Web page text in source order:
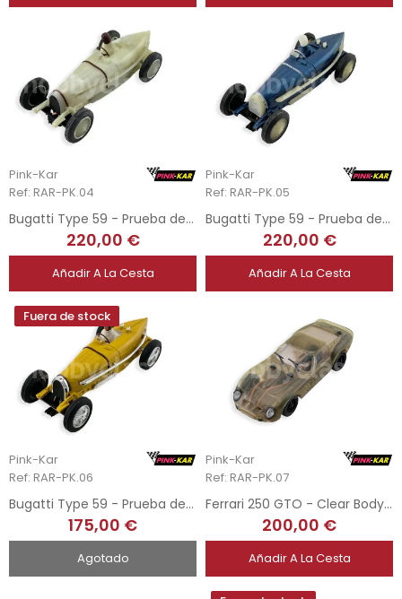
Pink-Kar
Ref: RAR-PK.04
Bugatti Type 59 - Prueba de Molde Crudo
220,00 €
Añadir A La Cesta
Pink-Kar
Ref: RAR-PK.05
Bugatti Type 59 - Prueba de Molde Azul Oscuro
220,00 €
Añadir A La Cesta
Fuera de stock
Pink-Kar
Ref: RAR-PK.06
Bugatti Type 59 - Prueba de Molde Mostaza
175,00 €
Agotado
Pink-Kar
Ref: RAR-PK.07
Ferrari 250 GTO - Clear Body Mould Test
200,00 €
Añadir A La Cesta